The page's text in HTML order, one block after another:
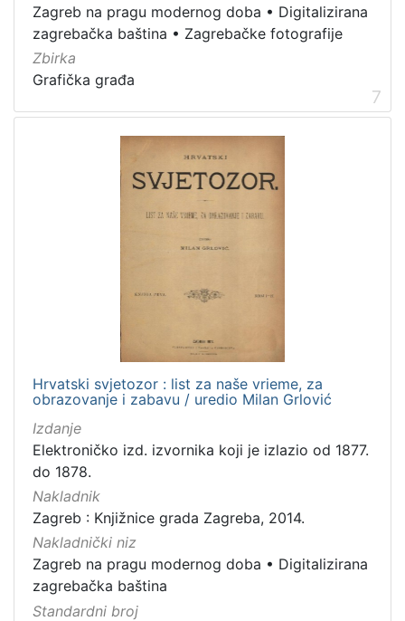
Zagreb na pragu modernog doba • Digitalizirana
zagrebačka baština • Zagrebačke fotografije
Zbirka
Grafička građa
7
Hrvatski svjetozor : list za naše vrieme, za
obrazovanje i zabavu / uredio Milan Grlović
Izdanje
Elektroničko izd. izvornika koji je izlazio od 1877.
do 1878.
Nakladnik
Zagreb : Knjižnice grada Zagreba, 2014.
Nakladnički niz
Zagreb na pragu modernog doba • Digitalizirana
zagrebačka baština
Standardni broj